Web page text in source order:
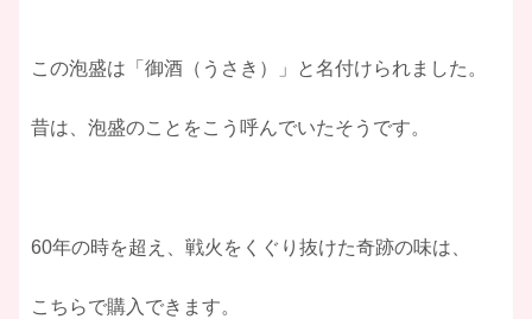
この泡盛は「御酒（うさき）」と名付けられました。
昔は、泡盛のことをこう呼んでいたそうです。
60年の時を超え、戦火をくぐり抜けた奇跡の味は、
こちらで購入できます。